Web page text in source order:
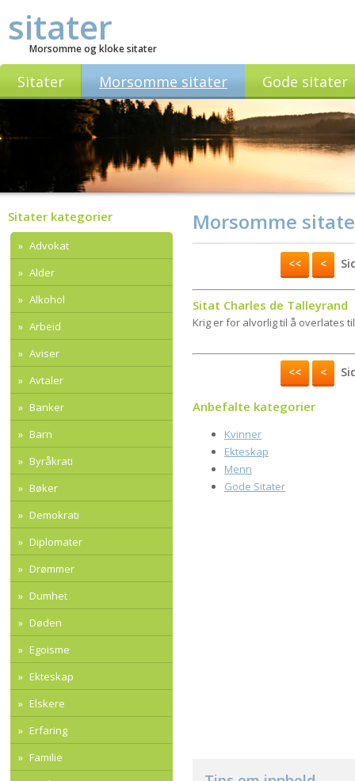
sitater
Morsomme og kloke sitater
Sitater Morsomme sitater Gode sitater
Sitater kategorier
Advokat
Alder
Alkohol
Arbeid
Aviser
Avtaler
Banker
Barn
Byråkrati
Bøker
Demokrati
Diplomater
Drømmer
Dumhet
Døden
Egoisme
Ekteskap
Elskere
Erfaring
Familie
Morsomme
<< <
Sitat Charles de Talleyrand
Krig er for alvorlig til å overlates
<< <
Anbefalte kategorier
Kvinner
Ekteskap
Menn
Gode Sitater